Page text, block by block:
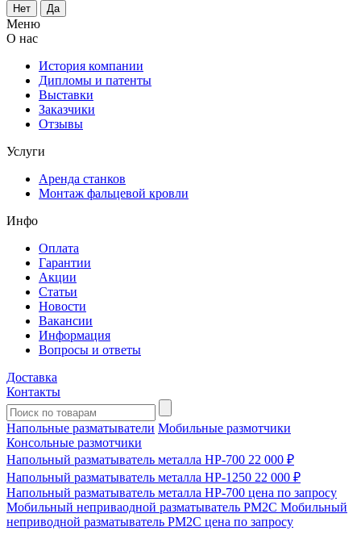
Нет Да
Меню
О нас
История компании
Дипломы и патенты
Выставки
Заказчики
Отзывы
Услуги
Аренда станков
Монтаж фальцевой кровли
Инфо
Оплата
Гарантии
Акции
Статьи
Новости
Вакансии
Информация
Вопросы и ответы
Доставка
Контакты
Напольные разматыватели Мобильные размотчики
Консольные размотчики
Напольный разматыватель металла HP-700 22 000 ₽
Напольный разматыватель металла HP-1250 22 000 ₽
Напольный разматыватель металла HP-700 цена по запросу
Мобильный непривaодной разматыватель РМ2С Мобильный
неприводной разматыватель РМ2С цена по запросу